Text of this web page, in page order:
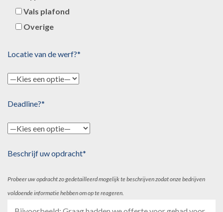
Vals plafond
Overige
Locatie van de werf?*
Deadline?*
Beschrijf uw opdracht*
Probeer uw opdracht zo gedetailleerd mogelijk te beschrijven zodat onze bedrijven
voldoende informatie hebben om op te reageren.